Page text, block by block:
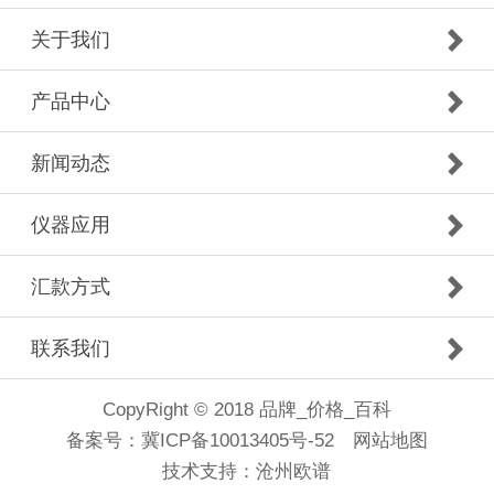
关于我们
产品中心
新闻动态
仪器应用
汇款方式
联系我们
CopyRight © 2018 品牌_价格_百科
备案号： 冀ICP备10013405号-52
网站地图
技术支持：沧州欧谱